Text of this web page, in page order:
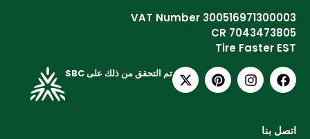
VAT Number 300516971300003
CR 7043473805
Tire Faster EST
تم التحقق من ذلك على SBC
اتصل بنا